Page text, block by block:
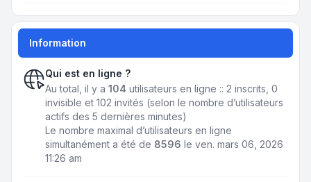
Information
Qui est en ligne ?
Au total, il y a 104 utilisateurs en ligne :: 2 inscrits, 0
invisible et 102 invités (selon le nombre d’utilisateurs
actifs des 5 dernières minutes)
Le nombre maximal d’utilisateurs en ligne
simultanément a été de 8596 le ven. mars 06, 2026
11:26 am